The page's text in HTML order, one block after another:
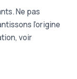
Ne pas
l’origine
voir